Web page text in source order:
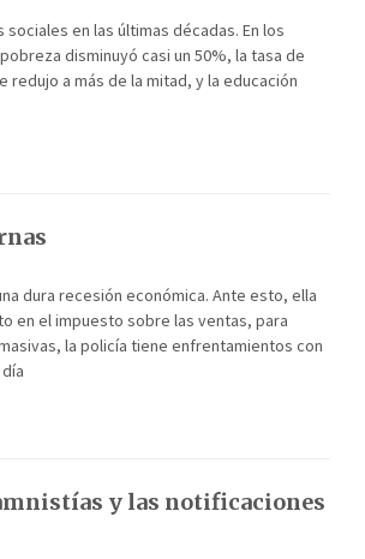
en las últimas décadas. En los
disminuyó casi un 50%, la tasa de
a más de la mitad, y la educación
dura recesión económica. Ante esto, ella
en el impuesto sobre las ventas, para
la policía tiene enfrentamientos con
y las notificaciones